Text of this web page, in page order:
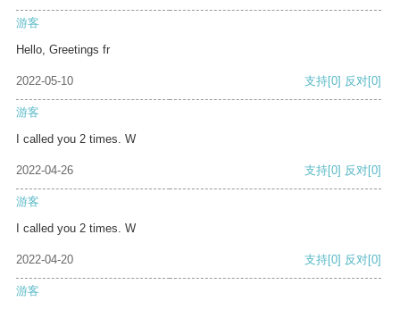
游客
Hello, Greetings fr
2022-05-10 支持[0] 反对[0]
游客
I called you 2 times. W
2022-04-26 支持[0] 反对[0]
游客
I called you 2 times. W
2022-04-20 支持[0] 反对[0]
游客